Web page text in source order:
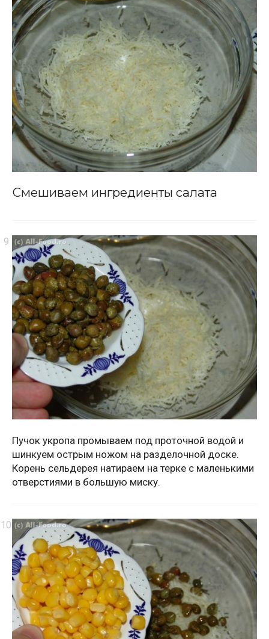
Смешиваем ингредиенты салата
Пучок укропа промываем под проточной водой и
шинкуем острым ножом на разделочной доске.
Корень сельдерея натираем на терке с маленькими
отверстиями в большую миску.